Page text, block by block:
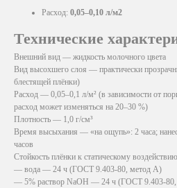
Расход: 0,05–0,10 л/м2
Технические
Внешний вид — жидкость молочного цвета
Вид высохшего слоя — практически
блестящей плёнки)
Расход — 0,05–0,1 л/м² (в зависимости от
расход может изменяться на 20–30 %)
Плотность — 1,0 г/см³
Время высыхания — «на ощупь»: 2 часа;
часов
Стойкость плёнки к статическому
— вода — 24 ч (ГОСТ 9.403-80, метод А)
— 5% раствор NaOH — 24 ч (ГОСТ 9.403-